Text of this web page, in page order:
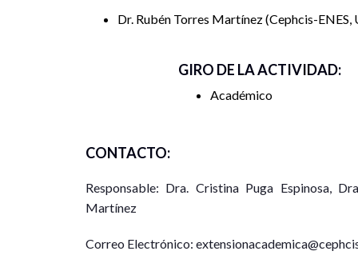
Dr. Rubén Torres Martínez Cephcis-
GIRO DE LA ACTIVIDAD:
Académico
CONTACTO:
Responsable: Dra. Cristina Puga Espinosa,
Martínez
Correo Electrónico: